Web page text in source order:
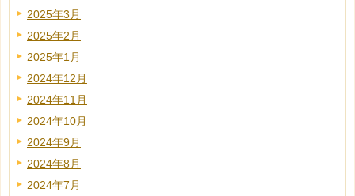
2025年3月
2025年2月
2025年1月
2024年12月
2024年11月
2024年10月
2024年9月
2024年8月
2024年7月